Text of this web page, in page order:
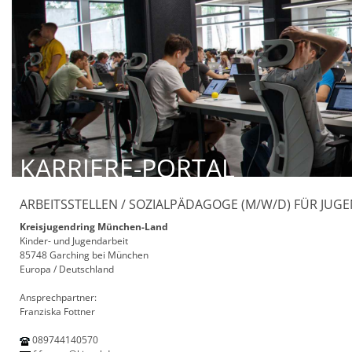
KARRIERE-PORTAL
ARBEITSSTELLEN / SOZIALPÄDAGOGE (M/W/D) FÜR
Kreisjugendring München-Land
Kinder- und Jugendarbeit
85748 Garching bei München
Europa / Deutschland
Ansprechpartner:
Franziska Fottner
089744140570